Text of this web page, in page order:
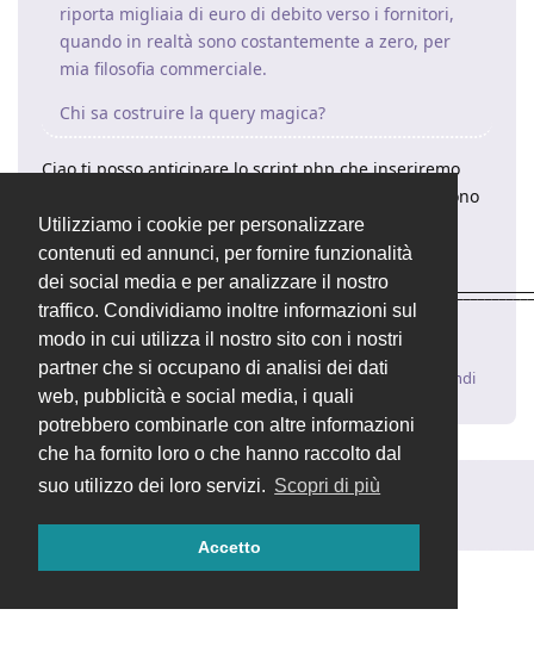
Utilizziamo i cookie per personalizzare
contenuti ed annunci, per fornire funzionalità
dei social media e per analizzare il nostro
traffico. Condividiamo inoltre informazioni sul
modo in cui utilizza il nostro sito con i nostri
partner che si occupano di analisi dei dati
web, pubblicità e social media, i quali
potrebbero combinarle con altre informazioni
che ha fornito loro o che hanno raccolto dal
suo utilizzo dei loro servizi. Scopri di più
Accetto
riporta migliaia di euro di debito verso i fornitori,
quando in realtà sono costantemente a zero, per
mia filosofia commerciale.
Chi sa costruire la query magica?
Ciao ti posso anticipare lo script php che inseriremo
nella 2.4.9 che ricalcola alcune scadenze che non sono
state correttamente inserite e che quindi sballano il
widget.
Luca | Supporto TecnicoOpenSTAManager– Il software
gestionale open source
Rispondi
Rispondi alla discussione...